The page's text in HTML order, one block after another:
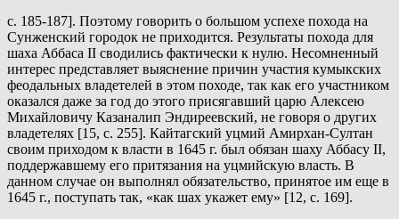
с. 185-187]. Поэтому говорить о большом успехе похода на
Сунженский городок не приходится. Результаты похода для
шаха Аббаса II сводились фактически к нулю. Несомненный
интерес представляет выяснение причин участия кумыкских
феодальных владетелей в этом походе, так как его участником
оказался даже за год до этого присягавший царю Алексею
Михайловичу Казаналип Эндиреевский, не говоря о других
владетелях [15, с. 255]. Кайтагский уцмий Амирхан-Султан
своим приходом к власти в 1645 г. был обязан шаху Аббасу II,
поддержавшему его притязания на уцмийскую власть. В
данном случае он выполнял обязательство, принятое им еще в
1645 г., поступать так, «как шах укажет ему» [12, с. 169].